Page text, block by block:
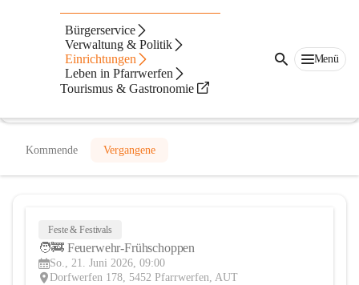
Bürgerservice
Verwaltung & Politik
Einrichtungen
Leben in Pfarrwerfen
Tourismus & Gastronomie
Menü
Freiwillige Feuerwehr Pfarrwerfen
@freiwillige-feuerwehr-pfarrwerfen
Feuerwehr
Kommende Vergangene
Feste & Festivals
🧑‍🚒 Feuerwehr-Frühschoppen
So., 21. Juni 2026, 09:00
Dorfwerfen 178, 5452 Pfarrwerfen, AUT